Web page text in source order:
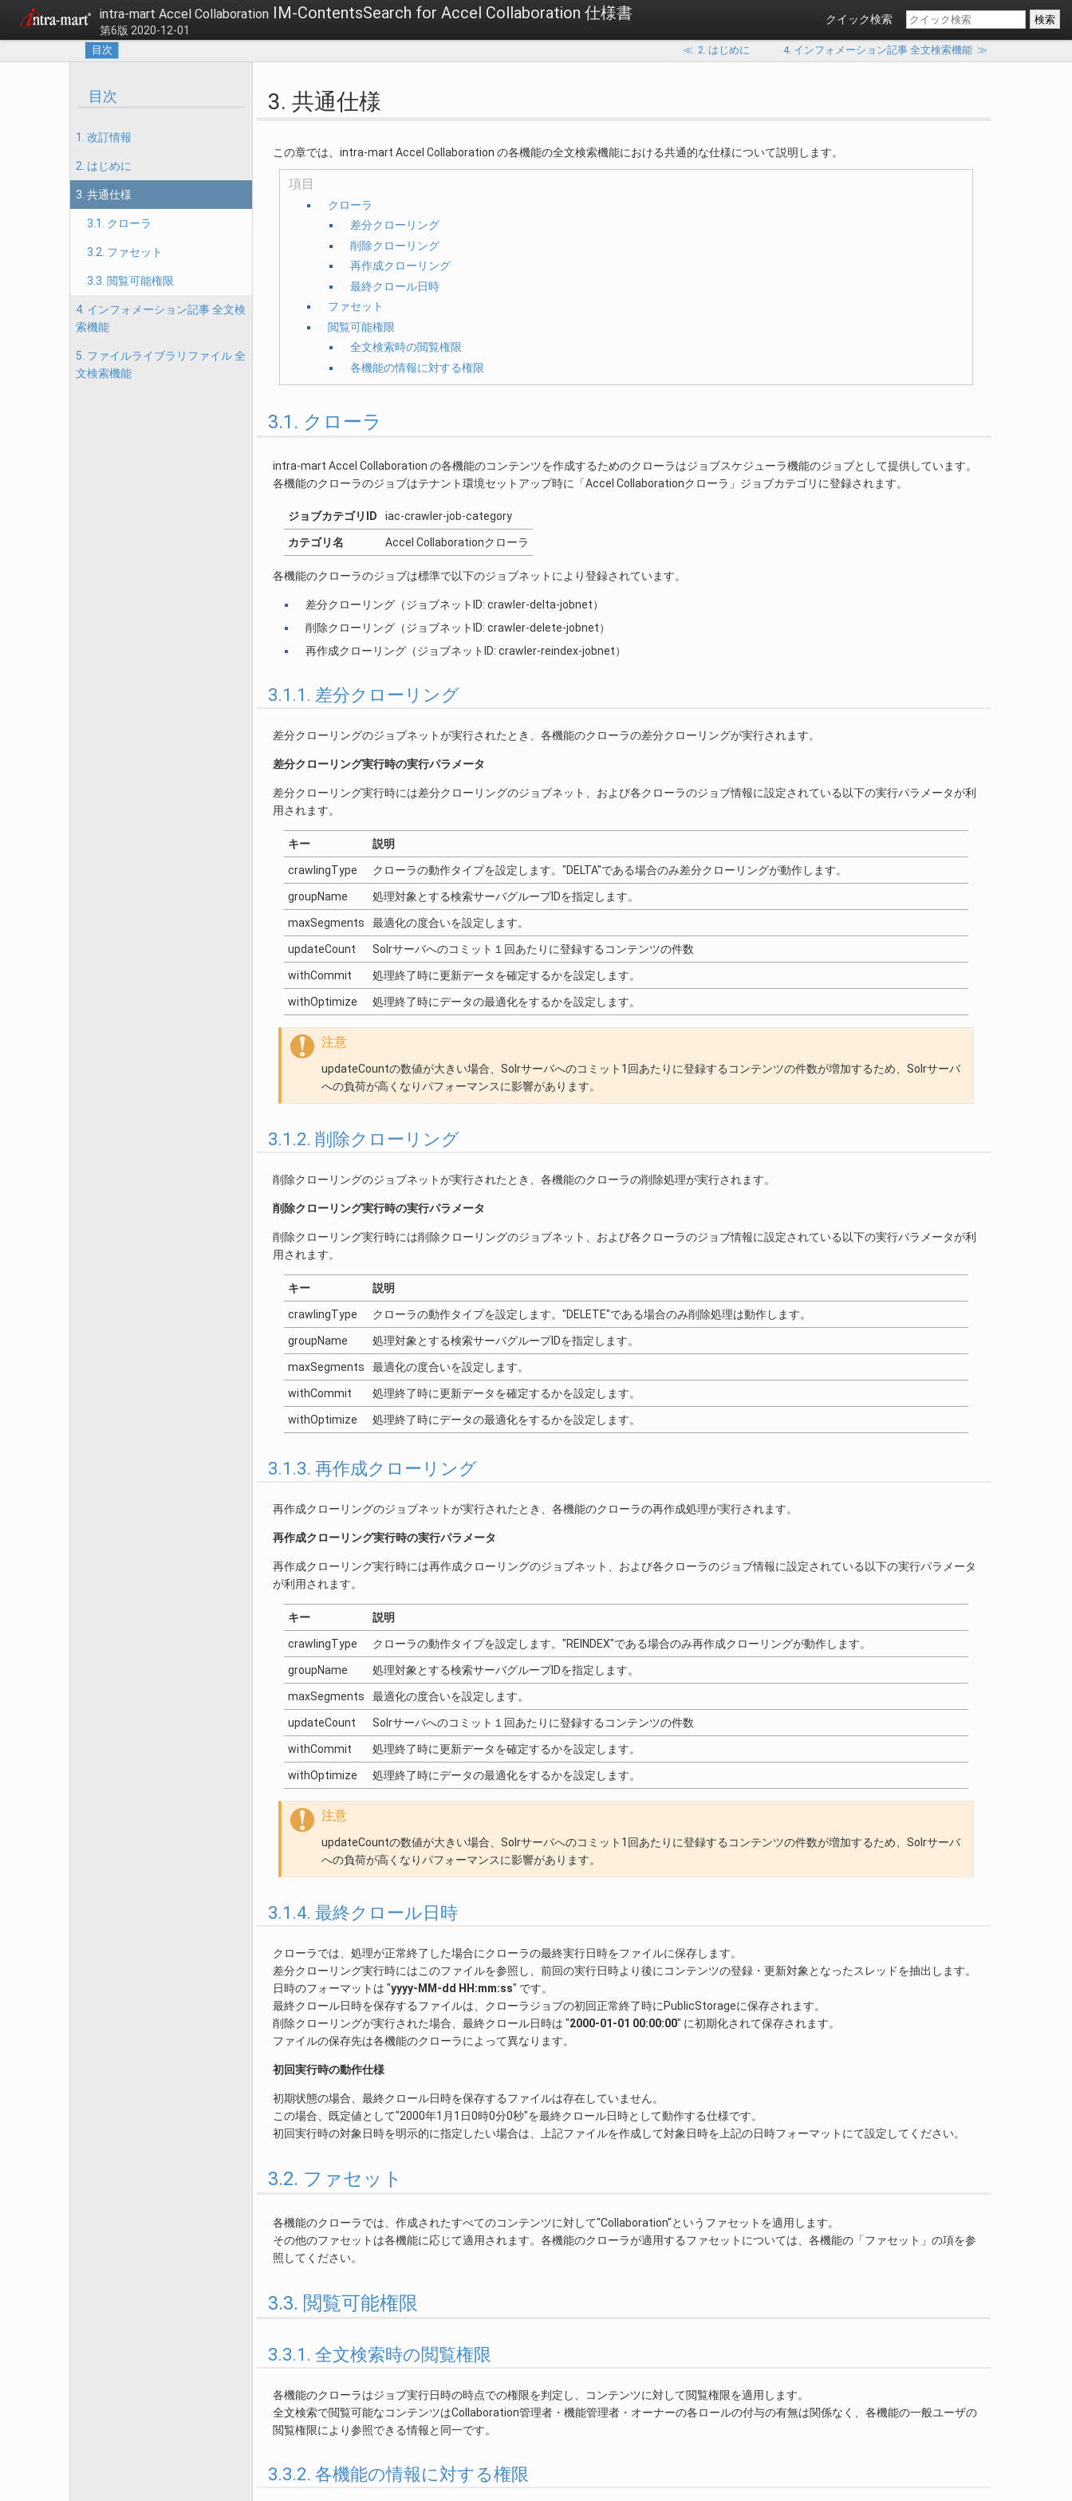
intra-mart Accel Collaboration IM-ContentsSearch for Accel Collaboration 仕様書
第6版 2020-12-01
クイック検索
目次 ≪ 2. はじめに 4. インフォメーション記事 全文検索機能≫
目次
1. 改訂情報
2. はじめに
3. 共通仕様
3.1. クローラ
3.2. ファセット
3.3. 閲覧可能権限
4. インフォメーション記事 全文検
索機能
5. ファイルライブラリファイル 全
文検索機能
3. 共通仕様
この章では、intra-mart Accel Collaboration の各機能の全文検索機能における共通的な仕様について説明します。
項目
クローラ
差分クローリング
削除クローリング
再作成クローリング
最終クロール日時
ファセット
閲覧可能権限
全文検索時の閲覧権限
各機能の情報に対する権限
3.1. クローラ
intra-mart Accel Collaboration の各機能のコンテンツを作成するためのクローラはジョブスケジューラ機能のジョブとして提供しています。
各機能のクローラのジョブはテナント環境セットアップ時に「Accel Collaborationクローラ」ジョブカテゴリに登録されます。
ジョブカテゴリID iac-crawler-job-category
カテゴリ名 Accel Collaborationクローラ
各機能のクローラのジョブは標準で以下のジョブネットにより登録されています。
差分クローリング（ジョブネットID: crawler-delta-jobnet）
削除クローリング（ジョブネットID: crawler-delete-jobnet）
再作成クローリング（ジョブネットID: crawler-reindex-jobnet）
3.1.1. 差分クローリング
差分クローリングのジョブネットが実行されたとき、各機能のクローラの差分クローリングが実行されます。
差分クローリング実行時の実行パラメータ
差分クローリング実行時には差分クローリングのジョブネット、および各クローラのジョブ情報に設定されている以下の実行パラメータが利
用されます。
キー 説明
crawlingType クローラの動作タイプを設定します。"DELTA"である場合のみ差分クローリングが動作します。
groupName 処理対象とする検索サーバグループIDを指定します。
maxSegments 最適化の度合いを設定します。
updateCount Solrサーバへのコミット１回あたりに登録するコンテンツの件数
withCommit 処理終了時に更新データを確定するかを設定します。
withOptimize 処理終了時にデータの最適化をするかを設定します。
注意
updateCountの数値が大きい場合、Solrサーバへのコミット1回あたりに登録するコンテンツの件数が増加するため、Solrサーバ
への負荷が高くなりパフォーマンスに影響があります。
3.1.2. 削除クローリング
削除クローリングのジョブネットが実行されたとき、各機能のクローラの削除処理が実行されます。
削除クローリング実行時の実行パラメータ
削除クローリング実行時には削除クローリングのジョブネット、および各クローラのジョブ情報に設定されている以下の実行パラメータが利
用されます。
キー 説明
crawlingType クローラの動作タイプを設定します。"DELETE"である場合のみ削除処理は動作します。
groupName 処理対象とする検索サーバグループIDを指定します。
maxSegments 最適化の度合いを設定します。
withCommit 処理終了時に更新データを確定するかを設定します。
withOptimize 処理終了時にデータの最適化をするかを設定します。
3.1.3. 再作成クローリング
再作成クローリングのジョブネットが実行されたとき、各機能のクローラの再作成処理が実行されます。
再作成クローリング実行時の実行パラメータ
再作成クローリング実行時には再作成クローリングのジョブネット、および各クローラのジョブ情報に設定されている以下の実行パラメータ
が利用されます。
キー 説明
crawlingType クローラの動作タイプを設定します。"REINDEX"である場合のみ再作成クローリングが動作します。
groupName 処理対象とする検索サーバグループIDを指定します。
maxSegments 最適化の度合いを設定します。
updateCount Solrサーバへのコミット１回あたりに登録するコンテンツの件数
withCommit 処理終了時に更新データを確定するかを設定します。
withOptimize 処理終了時にデータの最適化をするかを設定します。
注意
updateCountの数値が大きい場合、Solrサーバへのコミット1回あたりに登録するコンテンツの件数が増加するため、Solrサーバ
への負荷が高くなりパフォーマンスに影響があります。
3.1.4. 最終クロール日時
クローラでは、処理が正常終了した場合にクローラの最終実行日時をファイルに保存します。
差分クローリング実行時にはこのファイルを参照し、前回の実行日時より後にコンテンツの登録・更新対象となったスレッドを抽出します。
日時のフォーマットは "yyyy-MM-dd HH:mm:ss" です。
最終クロール日時を保存するファイルは、クローラジョブの初回正常終了時にPublicStorageに保存されます。
削除クローリングが実行された場合、最終クロール日時は "2000-01-01 00:00:00" に初期化されて保存されます。
ファイルの保存先は各機能のクローラによって異なります。
初回実行時の動作仕様
初期状態の場合、最終クロール日時を保存するファイルは存在していません。
この場合、既定値として"2000年1月1日0時0分0秒"を最終クロール日時として動作する仕様です。
初回実行時の対象日時を明示的に指定したい場合は、上記ファイルを作成して対象日時を上記の日時フォーマットにて設定してください。
3.2. ファセット
各機能のクローラでは、作成されたすべてのコンテンツに対して"Collaboration"というファセットを適用します。
その他のファセットは各機能に応じて適用されます。各機能のクローラが適用するファセットについては、各機能の「ファセット」の項を参
照してください。
3.3. 閲覧可能権限
3.3.1. 全文検索時の閲覧権限
各機能のクローラはジョブ実行日時の時点での権限を判定し、コンテンツに対して閲覧権限を適用します。
全文検索で閲覧可能なコンテンツはCollaboration管理者・機能管理者・オーナーの各ロールの付与の有無は関係なく、各機能の一般ユーザの
閲覧権限により参照できる情報と同一です。
3.3.2. 各機能の情報に対する権限